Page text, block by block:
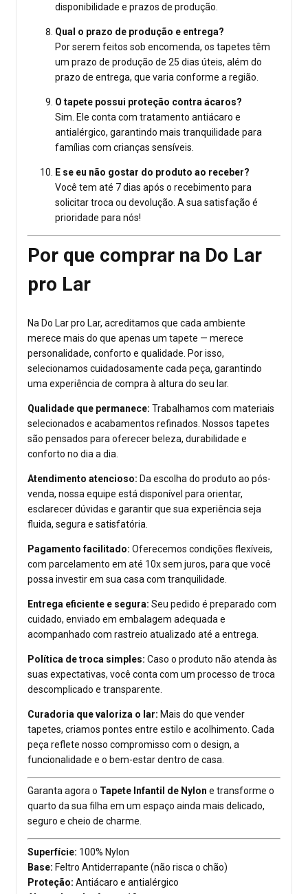
disponibilidade e prazos de produção.
Qual o prazo de produção e entrega?
Por serem feitos sob encomenda, os tapetes têm
um prazo de produção de 25 dias úteis, além do
prazo de entrega, que varia conforme a região.
O tapete possui proteção contra ácaros?
Sim. Ele conta com tratamento antiácaro e
antialérgico, garantindo mais tranquilidade para
famílias com crianças sensíveis.
E se eu não gostar do produto ao receber?
Você tem até 7 dias após o recebimento para
solicitar troca ou devolução. A sua satisfação é
prioridade para nós!
Por que comprar na Do Lar
pro Lar
Na Do Lar pro Lar, acreditamos que cada ambiente
merece mais do que apenas um tapete — merece
personalidade, conforto e qualidade. Por isso,
selecionamos cuidadosamente cada peça, garantindo
uma experiência de compra à altura do seu lar.
Qualidade que permanece: Trabalhamos com materiais
selecionados e acabamentos refinados. Nossos tapetes
são pensados para oferecer beleza, durabilidade e
conforto no dia a dia.
Atendimento atencioso: Da escolha do produto ao pós-
venda, nossa equipe está disponível para orientar,
esclarecer dúvidas e garantir que sua experiência seja
fluida, segura e satisfatória.
Pagamento facilitado: Oferecemos condições flexíveis,
com parcelamento em até 10x sem juros, para que você
possa investir em sua casa com tranquilidade.
Entrega eficiente e segura: Seu pedido é preparado com
cuidado, enviado em embalagem adequada e
acompanhado com rastreio atualizado até a entrega.
Política de troca simples: Caso o produto não atenda às
suas expectativas, você conta com um processo de troca
descomplicado e transparente.
Curadoria que valoriza o lar: Mais do que vender
tapetes, criamos pontes entre estilo e acolhimento. Cada
peça reflete nosso compromisso com o design, a
funcionalidade e o bem-estar dentro de casa.
Garanta agora o Tapete Infantil de Nylon e transforme o
quarto da sua filha em um espaço ainda mais delicado,
seguro e cheio de charme.
Superfície: 100% Nylon
Base: Feltro Antiderrapante (não risca o chão)
Proteção: Antiácaro e antialérgico